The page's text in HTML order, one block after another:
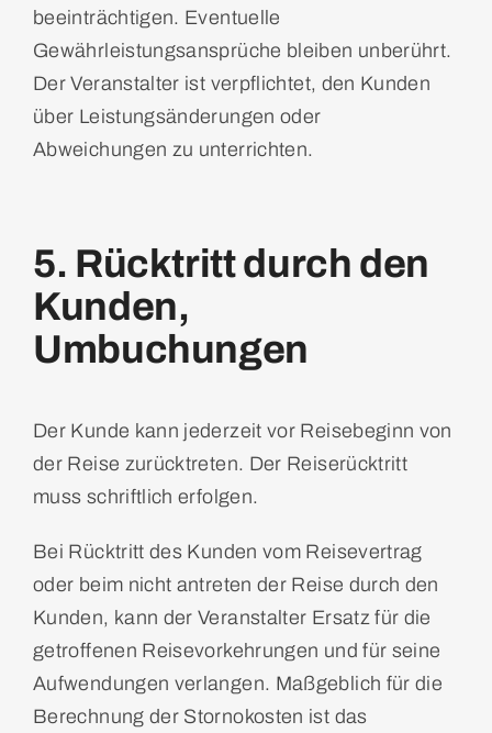
beeinträchtigen. Eventuelle
Gewährleistungsansprüche bleiben unberührt.
Der Veranstalter ist verpflichtet, den Kunden
über Leistungsänderungen oder
Abweichungen zu unterrichten.
5. Rücktritt durch den
Kunden,
Umbuchungen
Der Kunde kann jederzeit vor Reisebeginn von
der Reise zurücktreten. Der Reiserücktritt
muss schriftlich erfolgen.
Bei Rücktritt des Kunden vom Reisevertrag
oder beim nicht antreten der Reise durch den
Kunden, kann der Veranstalter Ersatz für die
getroffenen Reisevorkehrungen und für seine
Aufwendungen verlangen. Maßgeblich für die
Berechnung der Stornokosten ist das